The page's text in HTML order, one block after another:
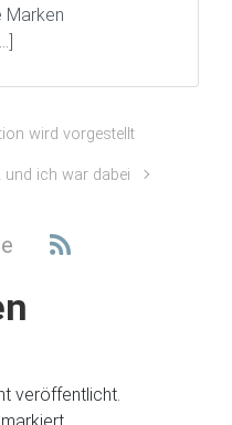
Marken
wird vorgestellt
und ich war dabei
veröffentlicht.